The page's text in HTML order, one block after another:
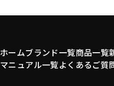
ホームブランド一覧商品一覧
マニュアル一覧よくあるご質